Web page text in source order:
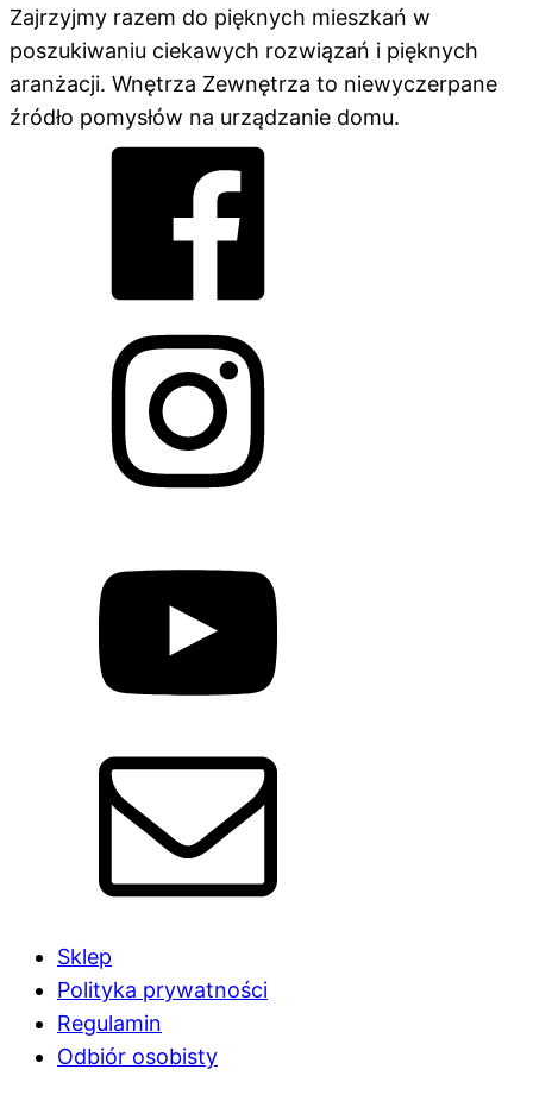
Zajrzyjmy razem do pięknych mieszkań w
poszukiwaniu ciekawych rozwiązań i pięknych
aranżacji. Wnętrza Zewnętrza to niewyczerpane
źródło pomysłów na urządzanie domu.
Sklep
Polityka prywatności
Regulamin
Odbiór osobisty